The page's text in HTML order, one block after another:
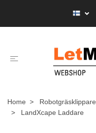
Home Robotgräsklippare
LandXcape Laddare